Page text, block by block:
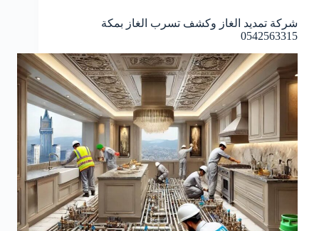
شركة تمديد الغاز وكشف تسرب الغاز بمكة
0542563315